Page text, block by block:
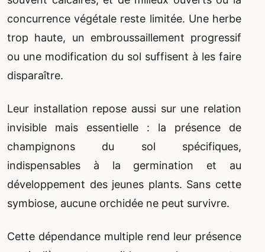
concurrence végétale reste limitée. Une herbe
trop haute, un embroussaillement progressif
ou une modification du sol suffisent à les faire
disparaître.
Leur installation repose aussi sur une relation
invisible mais essentielle : la présence de
champignons du sol spécifiques,
indispensables à la germination et au
développement des jeunes plants. Sans cette
symbiose, aucune orchidée ne peut survivre.
Cette dépendance multiple rend leur présence